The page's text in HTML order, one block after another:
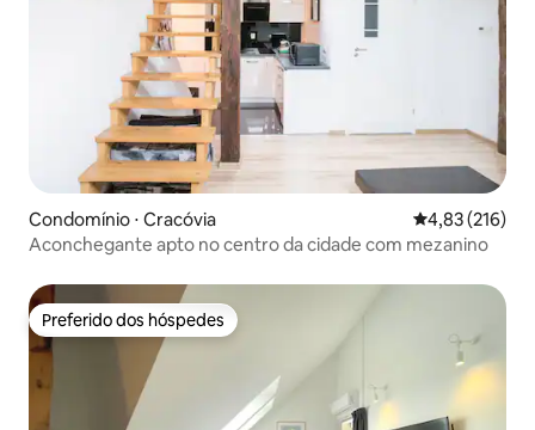
Condomínio ⋅ Cracóvia 4,83 de uma
4,83 (216)
Aconchegante apto no centro da cidade com mezanino
Preferido dos hóspedes
Preferido dos hóspedes